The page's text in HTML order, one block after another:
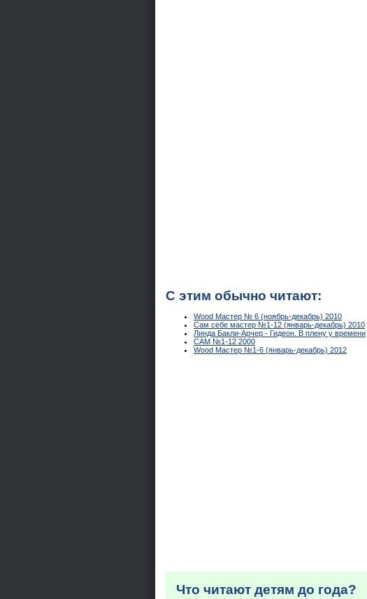
С этим обычно читают:
Wood Мастер № 6 (ноябрь-декабрь) 2010
Сам себе мастер №1-12 (январь-декабрь) 2010
Линда Бакли-Арчер - Гидеон. В плену у времени
САМ №1-12 2000
Wood Мастер №1-6 (январь-декабрь) 2012
Что читают детям до года?